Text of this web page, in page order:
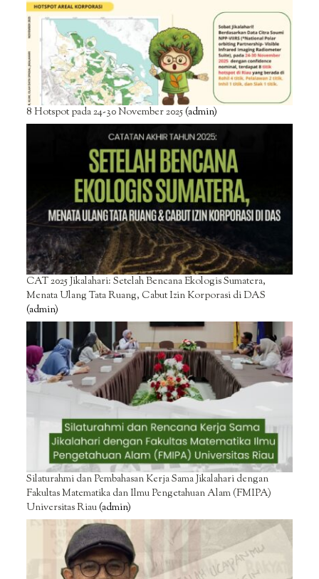
8 Hotspot pada 24-30 November 2025(admin)
CAT 2025 Jikalahari: Setelah Bencana Ekologis Sumatera,
Menata Ulang Tata Ruang, Cabut Izin Korporasi di DAS
(admin)
Silaturahmi dan Pembahasan Kerja Sama Jikalahari dengan
Fakultas Matematika dan Ilmu Pengetahuan Alam (FMIPA)
Universitas Riau(admin)